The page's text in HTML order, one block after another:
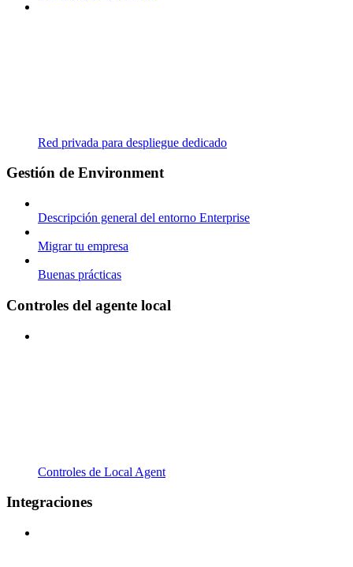
Red privada para despliegue dedicado
Gestión de Environment
Descripción general del entorno Enterprise
Migrar tu empresa
Buenas prácticas
Controles del agente local
Controles de Local Agent
Integraciones